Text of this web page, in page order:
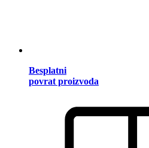
Besplatni
povrat proizvoda